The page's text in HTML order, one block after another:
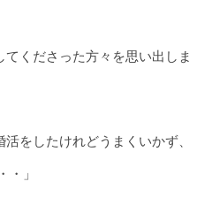
くださった方々を思い出しま
活をしたけれどうまくいかず、
・」